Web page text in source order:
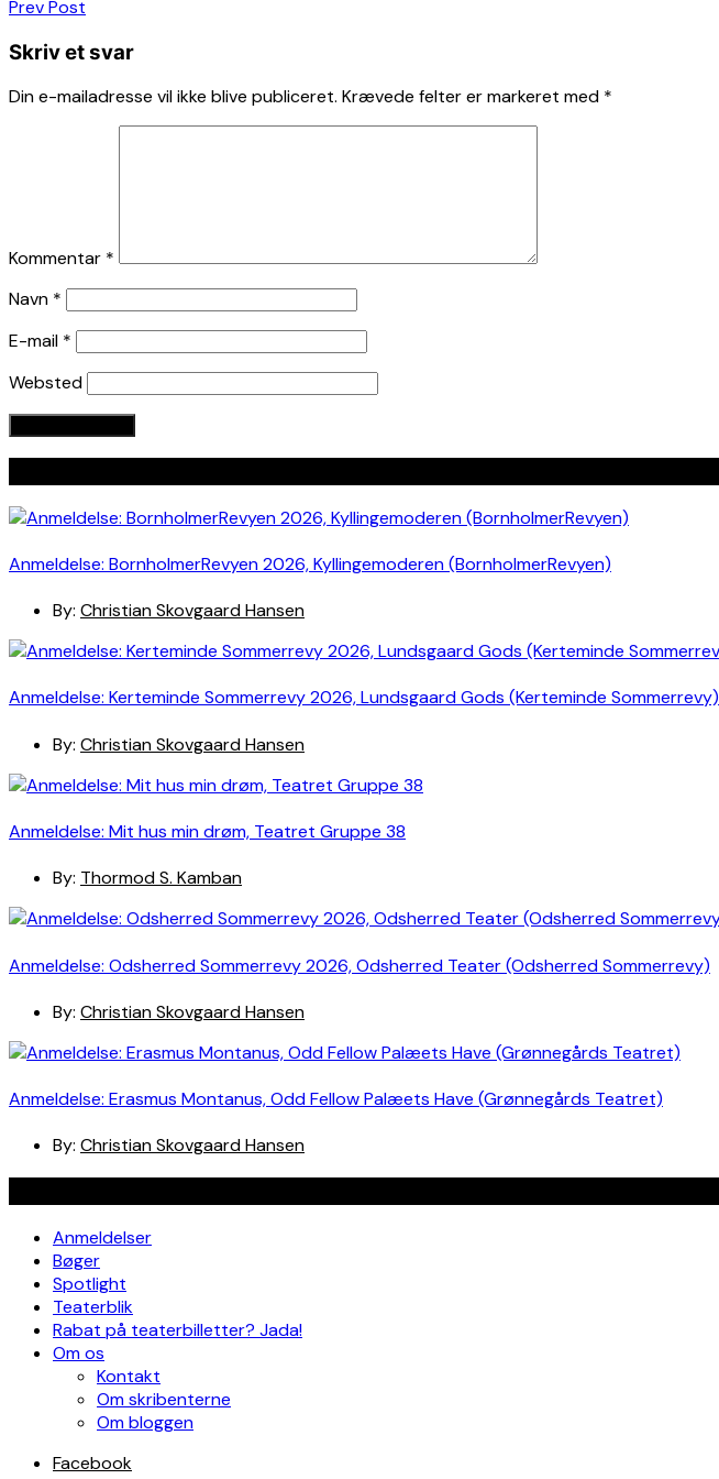
Indlægsnavigation
Prev Post
Skriv et svar
Din e-mailadresse vil ikke blive publiceret. Krævede felter er markeret med *
Kommentar *
Navn *
E-mail *
Websted
Anmeldelse: BornholmerRevyen 2026, Kyllingemoderen (BornholmerRevyen)
By: Christian Skovgaard Hansen
Anmeldelse: Kerteminde Sommerrevy 2026, Lundsgaard Gods (Kerteminde Sommerrevy)
By: Christian Skovgaard Hansen
Anmeldelse: Mit hus min drøm, Teatret Gruppe 38
By: Thormod S. Kamban
Anmeldelse: Odsherred Sommerrevy 2026, Odsherred Teater (Odsherred Sommerrevy)
By: Christian Skovgaard Hansen
Anmeldelse: Erasmus Montanus, Odd Fellow Palæets Have (Grønnegårds Teatret)
By: Christian Skovgaard Hansen
Anmeldelser
Bøger
Spotlight
Teaterblik
Rabat på teaterbilletter? Jada!
Om os
Kontakt
Om skribenterne
Om bloggen
Facebook